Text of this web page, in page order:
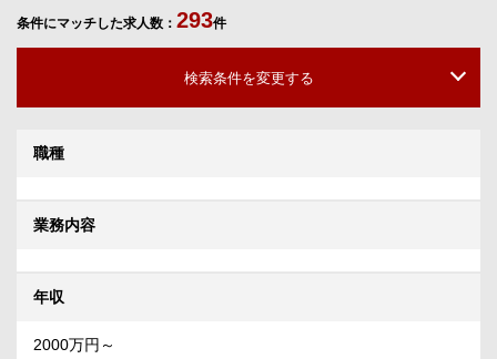
条件にマッチした求人数： 293件
検索条件を変更する
職種
業務内容
年収
2000万円～